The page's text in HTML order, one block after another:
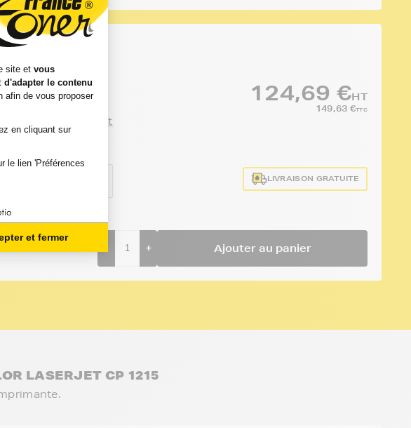
à
Voir le produit
124,69 €HT
149,63 €TTC
LIVRAISON GRATUITE
+ Ajouter au panier
LASERJET CP 1215